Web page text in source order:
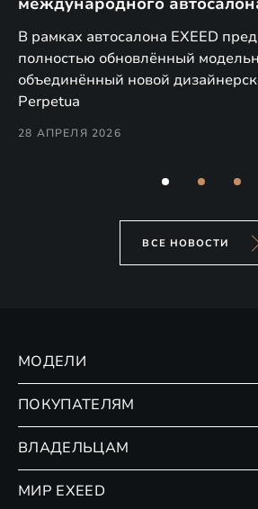
В рамках автосалона EXEED
полностью обновлённый
объединённый новой
Perpetua
28 АПРЕЛЯ 2026
ВСЕ НОВОСТИ
МОДЕЛИ
VX
ПОКУПАТЕЛЯМ
Записаться на тест-драйв
Страхование
ВЛАДЕЛЬЦАМ
Личный кабинет
МИР EXEED